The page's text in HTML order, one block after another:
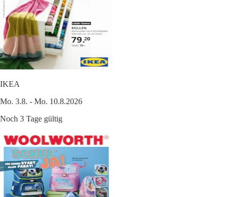
IKEA
Mo. 3.8. - Mo. 10.8.2026
Noch 3 Tage gültig